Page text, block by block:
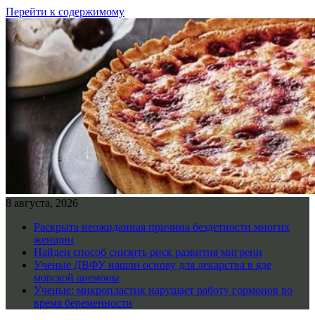
Перейти к содержимому
8 августа, 2026
Раскрыта неожиданная причина бездетности многих
женщин
Найден способ снизить риск развития мигрени
Ученые ДВФУ нашли основу для лекарства в яде
морской анемоны
Ученые: микропластик нарушает работу гормонов во
время беременности